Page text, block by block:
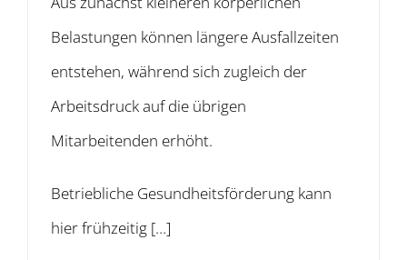
Belastungen können längere Ausfallzeiten
entstehen, während sich zugleich der
Arbeitsdruck auf die übrigen
Mitarbeitenden erhöht.
Betriebliche Gesundheitsförderung kann
hier frühzeitig […]